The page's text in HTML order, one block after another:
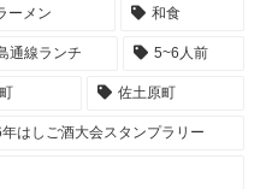
ーメン 和食
通線ランチ 5~6人前
佐土原町
はしご酒大会スタンプラリー